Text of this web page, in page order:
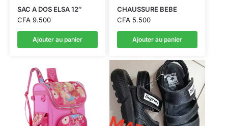
SAC A DOS ELSA 12″
CFA9.500
Ajouter au panier
CHAUSSURE BEBE
CFA5.500
Ajouter au panier